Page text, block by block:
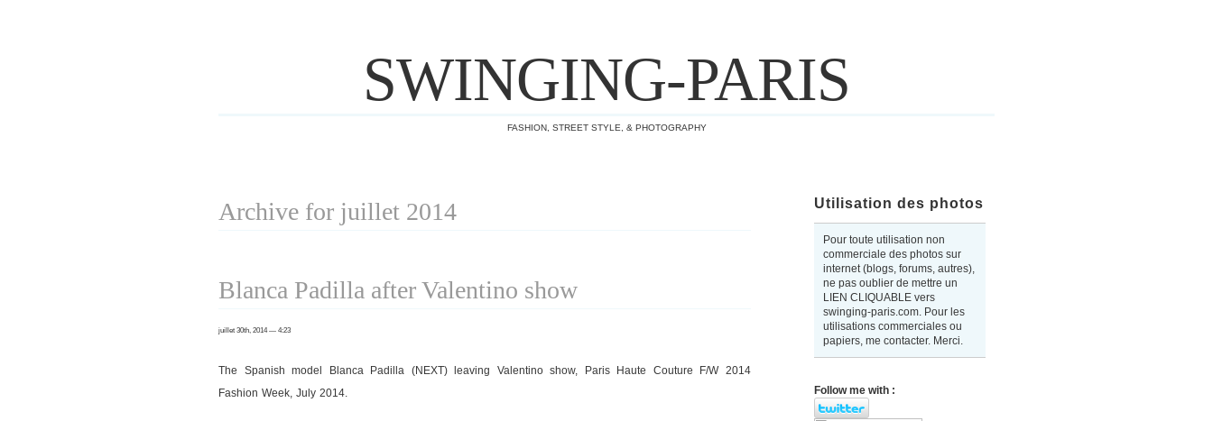
SWINGING-PARIS
FASHION, STREET STYLE, & PHOTOGRAPHY
Utilisation des photos
Pour toute utilisation non
commerciale des photos sur
internet (blogs, forums, autres),
ne pas oublier de mettre un
LIEN CLIQUABLE vers
swinging-paris.com. Pour les
utilisations commerciales ou
papiers, me contacter. Merci.
Follow me with :
Archive for juillet 2014
Blanca Padilla after Valentino show
juillet 30th, 2014 — 4:23
The Spanish model Blanca Padilla (NEXT) leaving Valentino show, Paris Haute Couture F/W 2014
Fashion Week, July 2014.